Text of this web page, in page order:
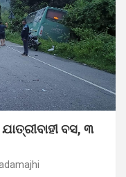
ବସ, ୩